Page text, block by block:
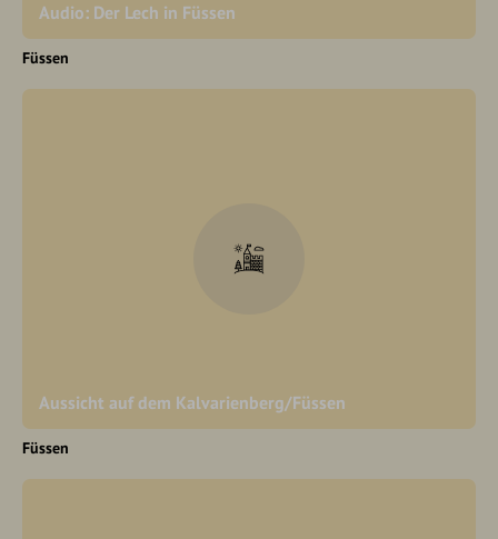
Audio: Der Lech in Füssen
Füssen
Aussicht auf dem Kalvarienberg/Füssen
Füssen